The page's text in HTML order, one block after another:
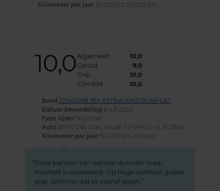
Kilometer per jaar 10.000 tot 25.000 km
10,0 Algemeen
10,0
Geluid
9,0
Grip
10,0
Comfort
10,0
Band 225/45R18 95Y EXTRALOAD RUNFLAT
Datum beoordeling 8 juli 2025
Type rijder Normaal
Auto BMW 218i Gran Tourer 1.5 MPV 3-cil. B 136pk
Kilometer per jaar 50.000 km of meer
Deze banden zijn wel wat duurder maar
kwaliteit is uitstekend. Op hoge snelheid goede
grip. Jammer dat ze zosnel slijten.